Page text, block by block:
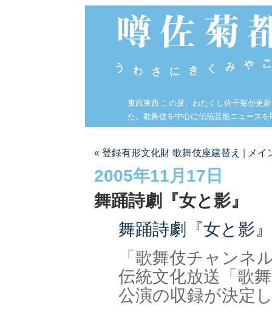
東西東西 この度、わたくし佐千菊が更
た。歌舞伎を中心に伝統芸能ニュース
« 登録有形文化財 歌舞伎座建替え メイ
2005年11月17日
舞踊詩劇『女と影』
舞踊詩劇『女と影』
「歌舞伎チャンネ
伝統文化放送「歌
公演の収録が決定